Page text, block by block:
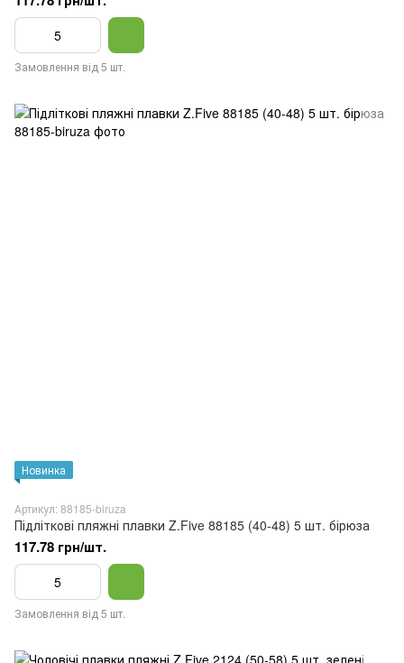
Замовлення від 5 шт.
Новинка
Артикул: 88185-biruza
Підліткові пляжні плавки Z.Five 88185 (40-48) 5 шт. бірюза
117.78 грн/шт.
Замовлення від 5 шт.